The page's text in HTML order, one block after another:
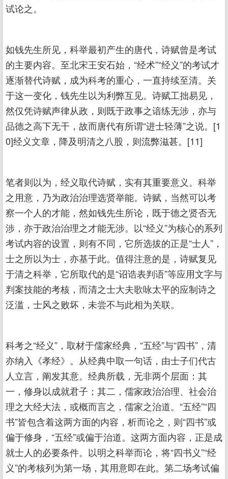
试论之。
如钱先生所见，科举最初产生的唐代，诗赋曾是考试
的主要内容。至北宋王安石始，“经术”“经义”的考试才
逐渐替代诗赋，成为科考的重心，一直持续至清。关
于这一变化，钱先生以为利弊互见。诗赋工拙易见，
然仅凭诗赋声律从政，则既于政事之谙练无涉，亦与
品德之高下无干，故而唐代有所谓“进士轻薄”之说。[1
0]经义文章，降及明清之八股，则流弊滋甚。[11]
笔者则以为，经义取代诗赋，实有其重要意义。科举
之用意，乃为政治治理选贤举能。诗赋，当然可以考
察一个人的才能，然如钱先生所论，既于德之贤否无
涉，亦于政治治理之才能无涉。以“经义”为核心的系列
考试内容的设置，则有不同，它所选拔的正是“士人”，
士之所以为士，亦基于此。值得注意的是，诗赋复见
于清之科举，它所取代的是“诏诰表判语”等应用文字与
判案技能的考核，而清之士大夫歌咏太平的应制诗之
泛滥，士风之败坏，未尝不与此相为关联。
科考之“经义”，取材于儒家经典，“五经”与“四书”，清
亦纳入《孝经》。从经典中取一句话，由士子们代古
人立言，阐发其意。经典所载，无非两个层面：其
一，修身以成就君子；其二，儒家政治治理、社会治
理之大经大法，或概而言之，儒家之治道。“五经”“四
书”皆包含着这两方面的内容，析而论之，则“四书”或
偏于修身，“五经”或偏于治道。这两方面内容，正是成
就士人的必要条件。以明之科举而论，将“四书义”“经
义”的考核列为第一场，其用意即在此。第二场考试偏